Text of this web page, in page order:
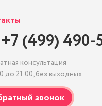
+7 (499)
консультация
до 21:00, без выходных